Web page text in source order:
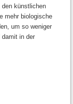
den künstlichen
mehr biologische
um so weniger
damit in der